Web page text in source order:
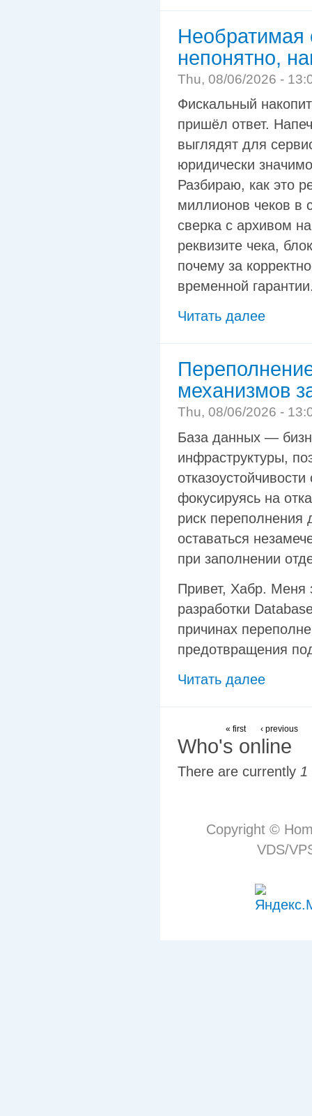
Необратимая
непонятно,
Thu, 08/06/2026 -
Фискальный
пришёл ответ.
выглядят для
юридически
Разбираю, как это
миллионов чеков в
сверка с архивом
реквизите чека,
почему за
временной
Читать далее
механизмов
Thu, 08/06/2026 -
База данных —
инфраструктуры,
фокусируясь на
риск переполнения
оставаться
при заполнении
Привет, Хабр. Меня
разработки
причинах
предотвращения
Читать далее
« first ‹ previous
Who's online
There are currently 1
Copyright ©
VDS/